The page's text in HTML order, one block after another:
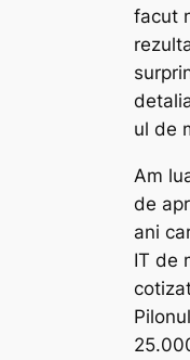
facut
ul de
Am
de
ani
IT de